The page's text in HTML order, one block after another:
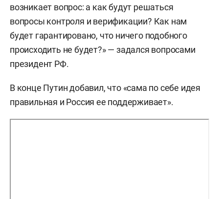
возникает вопрос: а как будут решаться
вопросы контроля и верификации? Как нам
будет гарантировано, что ничего подобного
происходить не будет?» — задался вопросами
президент РФ.
В конце Путин добавил, что «сама по себе идея
правильная и Россия ее поддерживает».